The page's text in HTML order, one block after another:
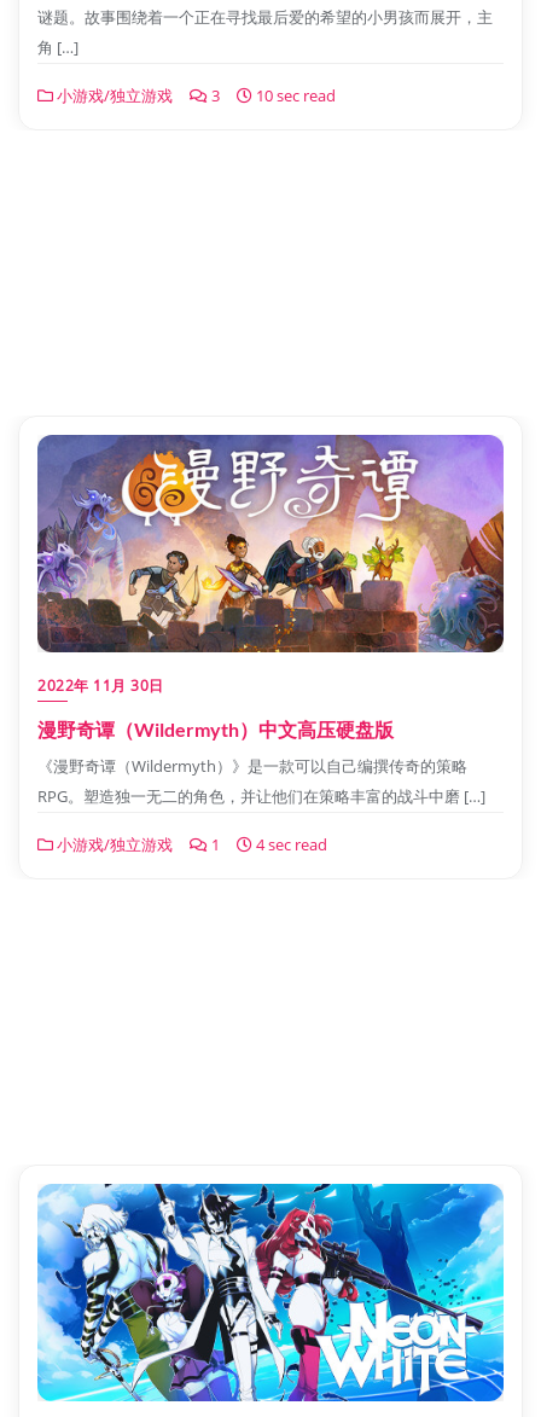
谜题。故事围绕着一个正在寻找最后爱的希望的小男孩而展开，主
角 […]
小游戏/独立游戏 3 10 sec read
2022年 11月 30日
漫野奇谭（Wildermyth）中文高压硬盘版
《漫野奇谭（Wildermyth）》是一款可以自己编撰传奇的策略
RPG。塑造独一无二的角色，并让他们在策略丰富的战斗中磨 […]
小游戏/独立游戏 1 4 sec read